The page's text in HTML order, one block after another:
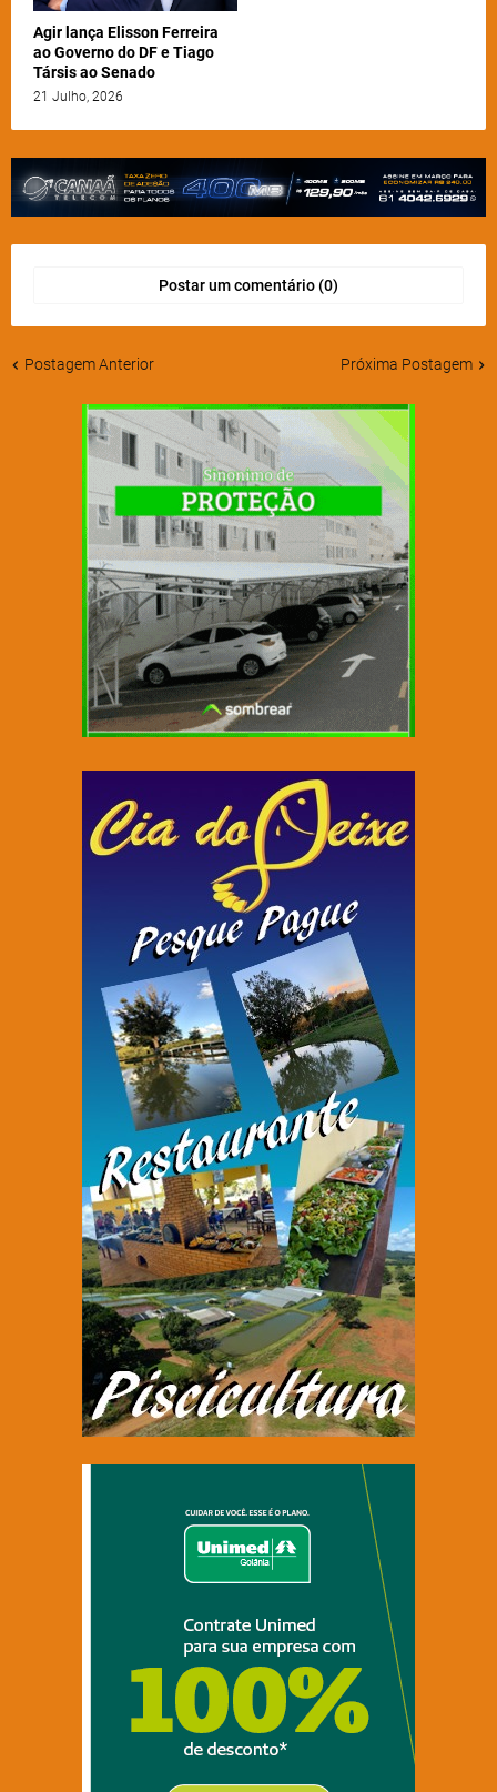
Agir lança Elisson Ferreira
ao Governo do DF e Tiago
Társis ao Senado
21 Julho, 2026
Postar um comentário (0)
Postagem Anterior Próxima Postagem